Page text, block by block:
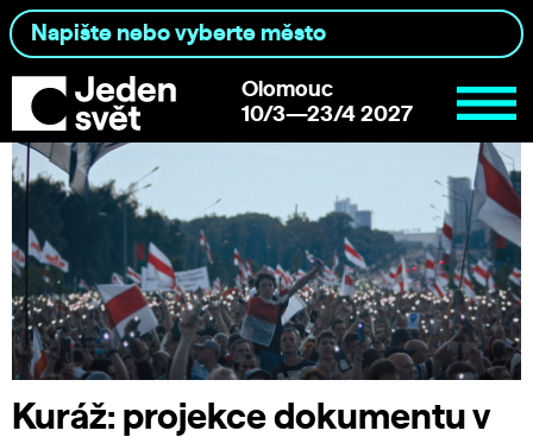
Olomouc
10/3—23/4 2027
Kuráž: projekce dokumentu v